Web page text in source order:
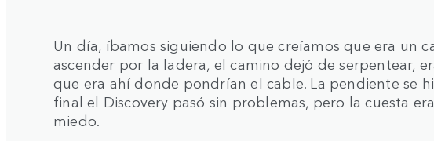
Un día, íbamos siguiendo lo que creíamos que era un
ascender por la ladera, el camino dejó de serpentear,
que era ahí donde pondrían el cable. La pendiente se
final el Discovery pasó sin problemas, pero la cuesta
miedo.